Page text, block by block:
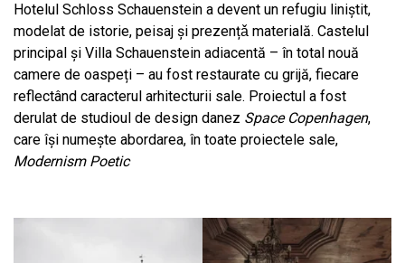
Hotelul Schloss Schauenstein a devent un refugiu liniștit,
modelat de istorie, peisaj și prezențǎ materială. Castelul
principal și Villa Schauenstein adiacentă – în total nouă
camere de oaspeți – au fost restaurate cu grijă, fiecare
reflectând caracterul arhitecturii sale. Proiectul a fost
derulat de studioul de design danez Space Copenhagen,
care își numește abordarea, în toate proiectele sale,
Modernism Poetic